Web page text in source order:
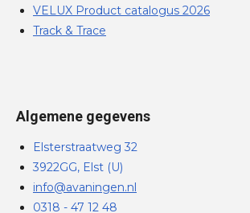
VELUX Product catalogus 2026
Track & Trace
Algemene gegevens
Elsterstraatweg 32
3922GG, Elst (U)
info@avaningen.nl
0318 - 47 12 48